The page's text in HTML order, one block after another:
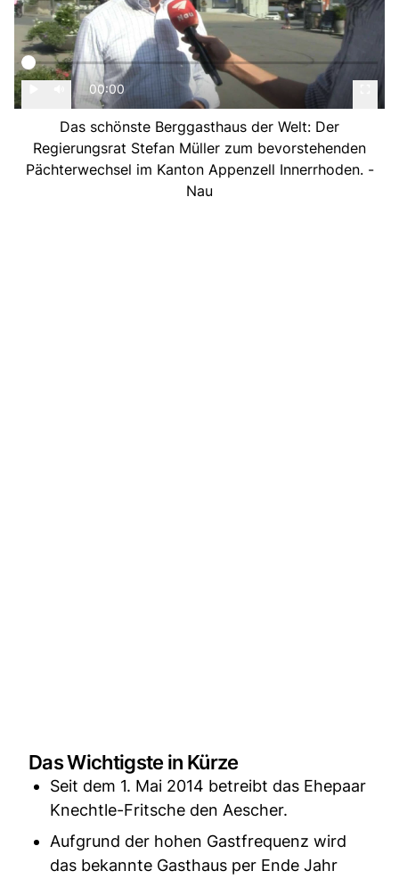
00:00
Das schönste Berggasthaus der Welt: Der
Regierungsrat Stefan Müller zum bevorstehenden
Pächterwechsel im Kanton Appenzell Innerrhoden. -
Nau
Das Wichtigste in Kürze
Seit dem 1. Mai 2014 betreibt das Ehepaar
Knechtle-Fritsche den Aescher.
Aufgrund der hohen Gastfrequenz wird
das bekannte Gasthaus per Ende Jahr